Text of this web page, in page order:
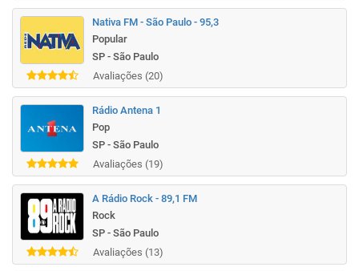
Nativa FM - São Paulo - 95,3
Popular
SP - São Paulo
Avaliações (20)
Rádio Antena 1
Pop
SP - São Paulo
Avaliações (19)
A Rádio Rock - 89,1 FM
Rock
SP - São Paulo
Avaliações (13)